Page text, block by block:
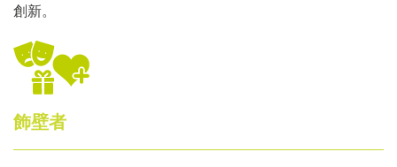
創新。
飾壁者